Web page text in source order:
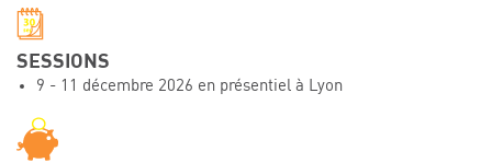
Symposium on Chain Transfer Catalysis for
sustainability – September 15 and 16, 2026
SESSIONS
9 - 11 décembre 2026 en présentiel à Lyon